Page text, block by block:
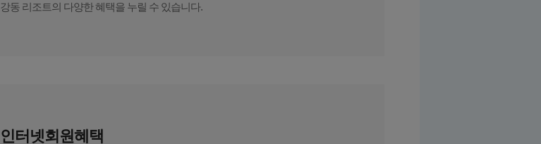
강동 리조트의 다양한 혜택을 누릴 수 있습니다.
인터넷회원혜택